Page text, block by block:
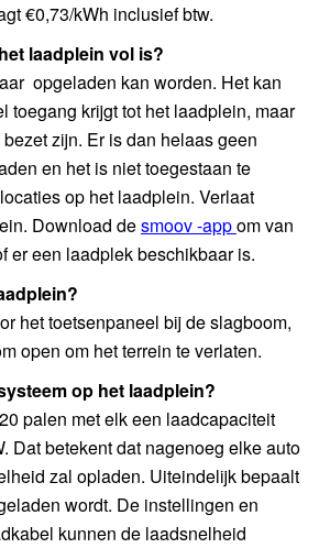
€0,73/kWh inclusief btw.
laadplein vol is?
opgeladen kan worden. Het kan
toegang krijgt tot het laadplein, maar
zijn. Er is dan helaas geen
en het is niet toegestaan te
op het laadplein. Verlaat
Download desmoov -appom van
er een laadplek beschikbaar is.
het toetsenpaneel bij de slagboom,
open om het terrein te verlaten.
op het laadplein?
palen met elk een laadcapaciteit
Dat betekent dat nagenoeg elke auto
zal opladen. Uiteindelijk bepaalt
wordt. De instellingen en
kunnen de laadsnelheid